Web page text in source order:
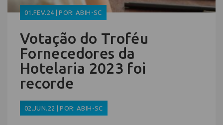
01.FEV.24 | POR: ABIH-SC
Votação do Troféu
Fornecedores da
Hotelaria 2023 foi
recorde
02.JUN.22 | POR: ABIH-SC